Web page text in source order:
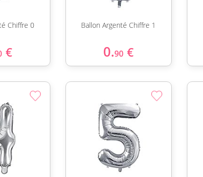
Chiffre 0
€
Ballon Argenté Chiffre 1
0.90 €